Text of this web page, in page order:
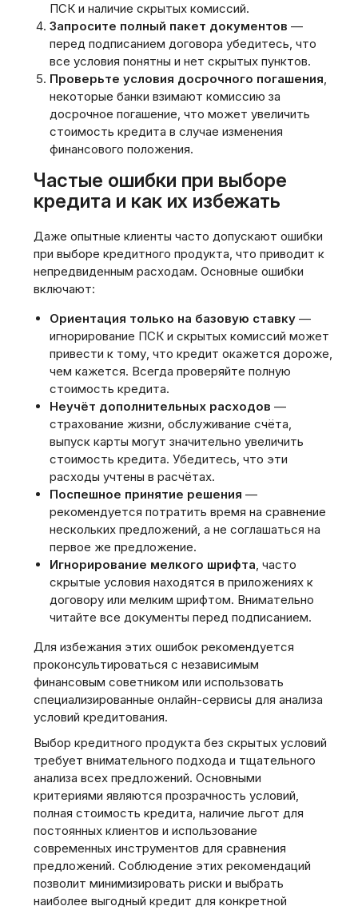
ПСК и наличие скрытых комиссий.
Запросите полный пакет документов —
перед подписанием договора убедитесь‚ что
все условия понятны и нет скрытых пунктов.
Проверьте условия досрочного погашения,
некоторые банки взимают комиссию за
досрочное погашение‚ что может увеличить
стоимость кредита в случае изменения
финансового положения.
Частые ошибки при выборе
кредита и как их избежать
Даже опытные клиенты часто допускают ошибки
при выборе кредитного продукта‚ что приводит к
непредвиденным расходам. Основные ошибки
включают:
Ориентация только на базовую ставку —
игнорирование ПСК и скрытых комиссий может
привести к тому‚ что кредит окажется дороже‚
чем кажется. Всегда проверяйте полную
стоимость кредита.
Неучёт дополнительных расходов —
страхование жизни‚ обслуживание счёта‚
выпуск карты могут значительно увеличить
стоимость кредита. Убедитесь‚ что эти
расходы учтены в расчётах.
Поспешное принятие решения —
рекомендуется потратить время на сравнение
нескольких предложений‚ а не соглашаться на
первое же предложение.
Игнорирование мелкого шрифта, часто
скрытые условия находятся в приложениях к
договору или мелким шрифтом. Внимательно
читайте все документы перед подписанием.
Для избежания этих ошибок рекомендуется
проконсультироваться с независимым
финансовым советником или использовать
специализированные онлайн-сервисы для анализа
условий кредитования.
Выбор кредитного продукта без скрытых условий
требует внимательного подхода и тщательного
анализа всех предложений. Основными
критериями являются прозрачность условий‚
полная стоимость кредита‚ наличие льгот для
постоянных клиентов и использование
современных инструментов для сравнения
предложений. Соблюдение этих рекомендаций
позволит минимизировать риски и выбрать
наиболее выгодный кредит для конкретной